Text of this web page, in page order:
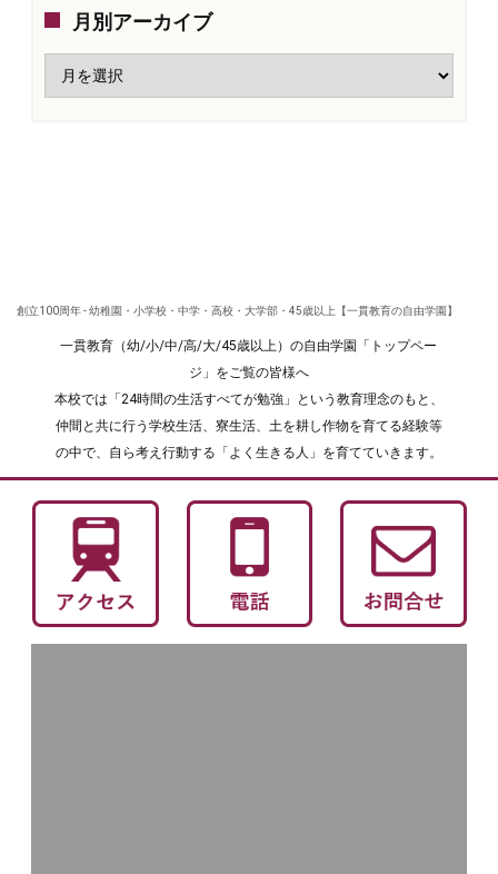
月別アーカイブ
創立100周年 - 幼稚園・小学校・中学・高校・大学部・45歳以上【一貫教育の自由学園】
一貫教育（幼/小/中/高/大/45歳以上）の自由学園「トップペー
ジ」をご覧の皆様へ
本校では「24時間の生活すべてが勉強」という教育理念のもと、
仲間と共に行う学校生活、寮生活、土を耕し作物を育てる経験等
の中で、自ら考え行動する「よく生きる人」を育てていきます。